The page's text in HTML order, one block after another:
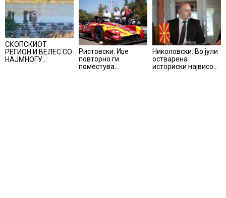
СКОПСКИОТ
РЕГИОН И ВЕЛЕС СО
НАЈМНОГУ
Ристовски: Иџе
повторно ги
поместува
Николовски: Во јули
остварена
историски највисока